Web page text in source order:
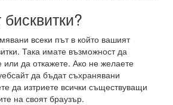
всеки път в който вашият
Така имате възможност да
или да откажете. Ако не желаете
да бъдат съхранявани
да изтриете всички съществуващи
на своят браузър.